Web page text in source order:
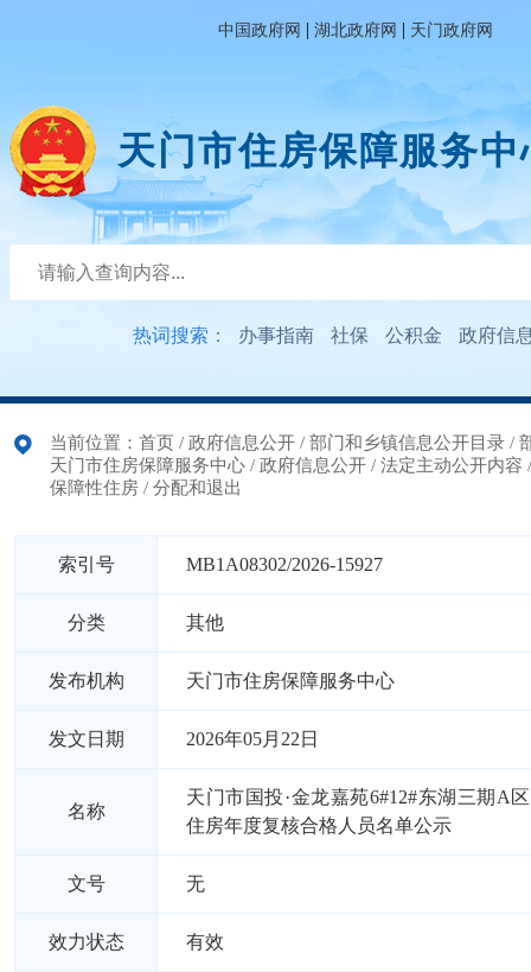
中国政府网 | 湖北政府网 | 天门政府网
天门市住房保障服务中
热词搜索： 办事指南 社保 公积金 政府信
当前位置： 首页 / 政府信息公开 / 部门和乡镇信息公开目录 /
天门市住房保障服务中心 / 政府信息公开 / 法定主动公开内容
保障性住房 / 分配和退出
索引号 MB1A08302/2026-15927
分类 其他
发布机构 天门市住房保障服务中心
发文日期 2026年05月22日
名称
天门市国投·金龙嘉苑6#12#东湖三期A
住房年度复核合格人员名单公示
文号 无
效力状态 有效